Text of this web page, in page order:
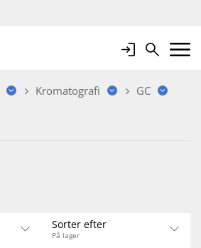
LoginSearchMobile
Kromatografi
GC
Sorter efter
På lager